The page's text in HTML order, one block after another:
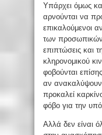
Υπάρχει όμως
αρνούνται να
επικαλούμενοι
των προσωπικών
επιπτώσεις και
κληρονομικού
φοβούνται
αν ανακαλύψουν
προκαλεί
φόβο για την
Αλλά δεν είναι